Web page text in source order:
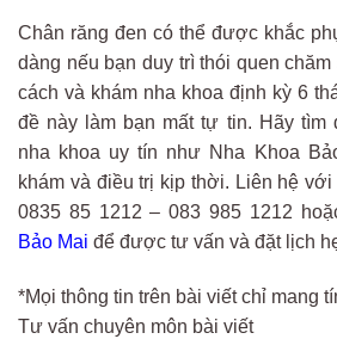
Chân răng đen có thể được khắc
dàng nếu bạn duy trì thói quen
cách và khám nha khoa định kỳ 6
đề này làm bạn mất tự tin. Hãy tìm
nha khoa uy tín như Nha Khoa
khám và điều trị kịp thời. Liên hệ
0835 85 1212 – 083 985 1212
Bảo Mai để được tư vấn và đặt lịch
*Mọi thông tin trên bài viết chỉ mang
Tư vấn chuyên môn bài viết